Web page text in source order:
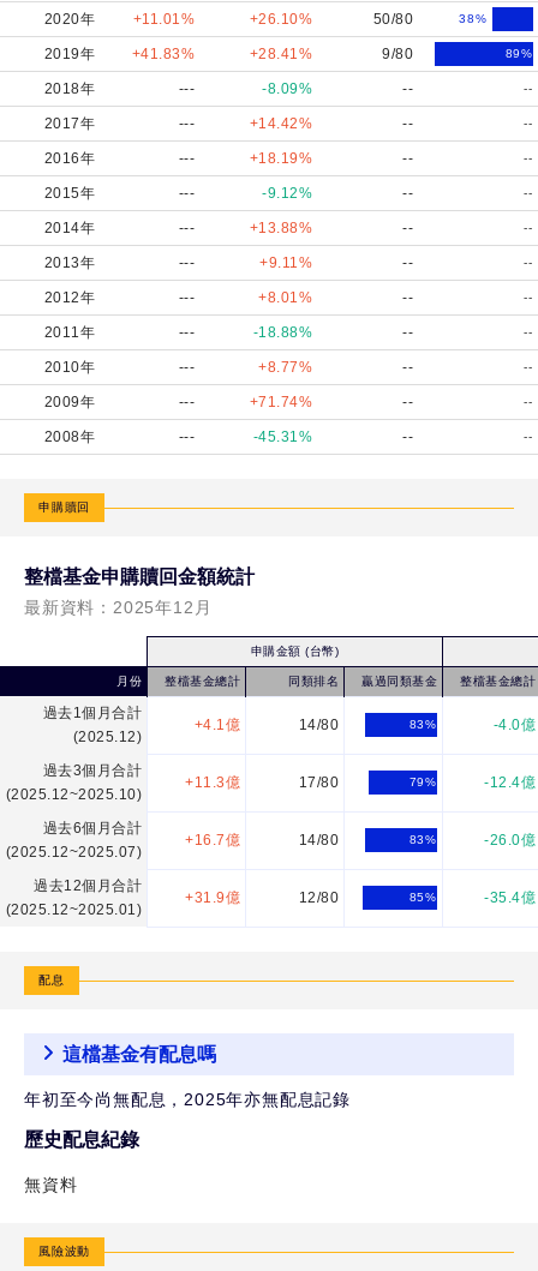
2020年 +11.01% +26.10% 50/80 38%
2019年 +41.83% +28.41% 9/80 89%
2018年 --- -8.09% -- --
2017年 --- +14.42% -- --
2016年 --- +18.19% -- --
2015年 --- -9.12% -- --
2014年 --- +13.88% -- --
2013年 --- +9.11% -- --
2012年 --- +8.01% -- --
2011年 --- -18.88% -- --
2010年 --- +8.77% -- --
2009年 --- +71.74% -- --
2008年 --- -45.31% -- --
申購贖回
整檔基金申購贖回金額統計
最新資料： 2025年12月
申購金額 (台幣)
月份 整檔基金總計 同類排名 贏過同類基金 整檔基金總計
過去1個月合計
(2025.12)
+4.1億 14/80 83% -4.0億
過去3個月合計
(2025.12~2025.10)
+11.3億 17/80 79% -12.4億
過去6個月合計
(2025.12~2025.07)
+16.7億 14/80 83% -26.0億
過去12個月合計
(2025.12~2025.01)
+31.9億 12/80 85% -35.4億
配息
這檔基金有配息嗎
年初至今尚無配息，2025年亦無配息記錄
歷史配息紀錄
無資料
風險波動